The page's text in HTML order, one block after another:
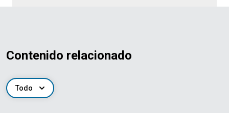
Contenido relacionado
Todo